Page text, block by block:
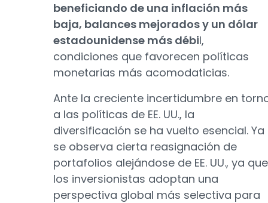
beneficiando de una inflación más
baja, balances mejorados y un dólar
estadounidense más débil,
condiciones que favorecen políticas
monetarias más acomodaticias.
Ante la creciente incertidumbre en
a las políticas de EE. UU., la
diversificación se ha vuelto esencial. Ya
se observa cierta reasignación de
portafolios alejándose de EE. UU., ya que
los inversionistas adoptan una
perspectiva global más selectiva para